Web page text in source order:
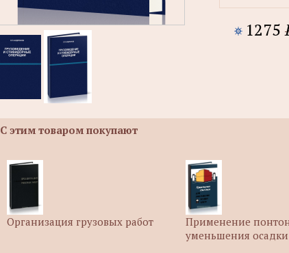
1275
С этим товаром покупают
Организация грузовых работ
Применение
уменьшения осадки